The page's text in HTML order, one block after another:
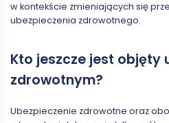
w kontekście zmieniających się
ubezpieczenia zdrowotnego.
Kto jeszcze jest objęty
zdrowotnym?
Ubezpieczenie zdrowotne oraz